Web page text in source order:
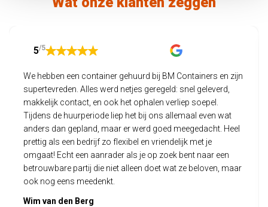
5/5
We hebben een container gehuurd bij BM Containers en zijn
supertevreden. Alles werd netjes geregeld: snel geleverd,
makkelijk contact, en ook het ophalen verliep soepel.
Tijdens de huurperiode liep het bij ons allemaal even wat
anders dan gepland, maar er werd goed meegedacht. Heel
prettig als een bedrijf zo flexibel en vriendelijk met je
omgaat! Echt een aanrader als je op zoek bent naar een
betrouwbare partij die niet alleen doet wat ze beloven, maar
ook nog eens meedenkt.
Wim van den Berg